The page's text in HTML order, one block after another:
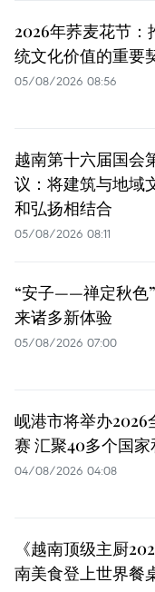
2026年荞麦花节
统文化价值的重要
05/08/2026 08:56
越南第十六届国会
议：将建筑与地域
和弘扬相结合
05/08/2026 08:11
“安子——禅定秋色
来诸多新体验
05/08/2026 07:00
岘港市将举办2026
赛 汇聚40多个国
04/08/2026 04:08
《越南顶级主厨
南美食登上世界餐